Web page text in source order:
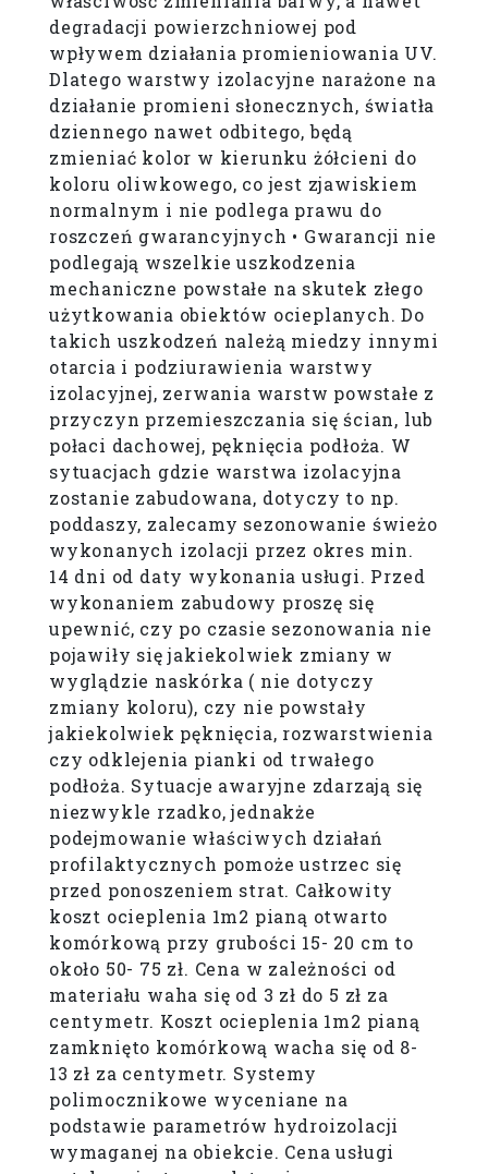
degradacji powierzchniowej pod
wpływem działania promieniowania UV.
Dlatego warstwy izolacyjne narażone na
działanie promieni słonecznych, światła
dziennego nawet odbitego, będą
zmieniać kolor w kierunku żółcieni do
koloru oliwkowego, co jest zjawiskiem
normalnym i nie podlega prawu do
roszczeń gwarancyjnych • Gwarancji nie
podlegają wszelkie uszkodzenia
mechaniczne powstałe na skutek złego
użytkowania obiektów ocieplanych. Do
takich uszkodzeń należą miedzy innymi
otarcia i podziurawienia warstwy
izolacyjnej, zerwania warstw powstałe z
przyczyn przemieszczania się ścian, lub
połaci dachowej, pęknięcia podłoża. W
sytuacjach gdzie warstwa izolacyjna
zostanie zabudowana, dotyczy to np.
poddaszy, zalecamy sezonowanie świeżo
wykonanych izolacji przez okres min.
14 dni od daty wykonania usługi. Przed
wykonaniem zabudowy proszę się
upewnić, czy po czasie sezonowania nie
pojawiły się jakiekolwiek zmiany w
wyglądzie naskórka ( nie dotyczy
zmiany koloru), czy nie powstały
jakiekolwiek pęknięcia, rozwarstwienia
czy odklejenia pianki od trwałego
podłoża. Sytuacje awaryjne zdarzają się
niezwykle rzadko, jednakże
podejmowanie właściwych działań
profilaktycznych pomoże ustrzec się
przed ponoszeniem strat. Całkowity
koszt ocieplenia 1m2 pianą otwarto
komórkową przy grubości 15- 20 cm to
około 50- 75 zł. Cena w zależności od
materiału waha się od 3 zł do 5 zł za
centymetr. Koszt ocieplenia 1m2 pianą
zamknięto komórkową wacha się od 8-
13 zł za centymetr. Systemy
polimocznikowe wyceniane na
podstawie parametrów hydroizolacji
wymaganej na obiekcie. Cena usługi